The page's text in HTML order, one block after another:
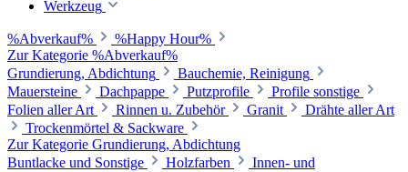
Werkzeug
%Abverkauf%
%Happy Hour%
Zur Kategorie %Abverkauf%
Grundierung, Abdichtung
Bauchemie, Reinigung
Mauersteine
Dachpappe Putzprofile
Profile sonstige
Folien aller Art
Rinnen u. Zubehör Granit
Drähte aller Art
Trockenmörtel & Sackware
Zur Kategorie Grundierung, Abdichtung
Buntlacke und Sonstige
Holzfarben
Innen- und